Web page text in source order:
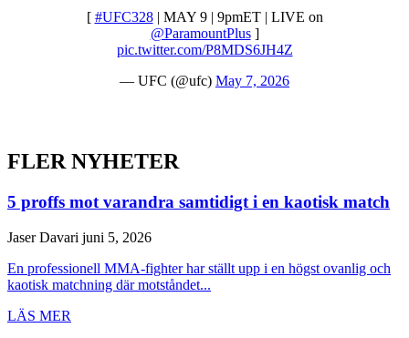
[ #UFC328| MAY 9 | 9pmET | LIVE on
@ParamountPlus]
pic.twitter.com/P8MDS6JH4Z
— UFC (@ufc) May 7, 2026
FLER NYHETER
5 proffs mot varandra samtidigt i en kaotisk match
Jaser Davari juni 5, 2026
En professionell MMA-fighter har ställt upp i en högst ovanlig och
kaotisk matchning där motståndet...
LÄS MER